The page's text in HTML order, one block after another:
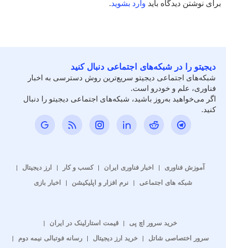
برای نوشتن دیدگاه باید وارد بشوید.
دیجیتو را در شبکه‌های اجتماعی دنبال کنید
شبکه‌های اجتماعی دیجیتو سریع‌ترین روش دسترسی به اخبار
فناوری، علم و خودرو است.
اگر می‌خواهید به‌روز باشید، شبکه‌های اجتماعی دیجیتو را دنبال
کنید.
آموزش فناوری اخبار فناوری ایران کسب و کار
ارز دیجیتال
شبکه های اجتماعی
نرم افزار و اپلیکیشن اخبار بازی
خرید سرور اچ پی
قیمت استارلینک در ایران
سرور اختصاصی شاتل
خرید ارز دیجیتال رسانه فوتبالی نیمه دوم